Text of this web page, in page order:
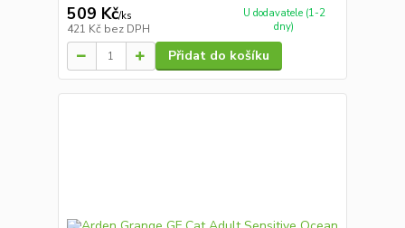
509 Kč/ks
421 Kč bez DPH
U dodavatele (1-2
dny)
Přidat do košíku